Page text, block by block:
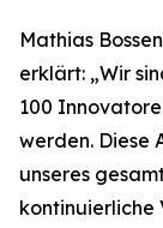
Mathias
erklärt: „Wir
100
werden. Diese
unseres
kontinuierliche